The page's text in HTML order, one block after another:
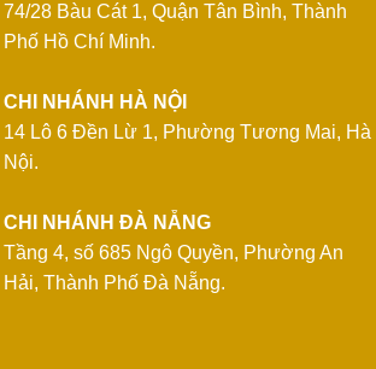
74/28 Bàu Cát 1, Quận Tân Bình, Thành
Phố Hồ Chí Minh.
CHI NHÁNH HÀ NỘI
14 Lô 6 Đền Lừ 1, Phường Tương Mai, Hà
Nội.
CHI NHÁNH ĐÀ NẴNG
Tầng 4, số 685 Ngô Quyền, Phường An
Hải, Thành Phố Đà Nẵng.